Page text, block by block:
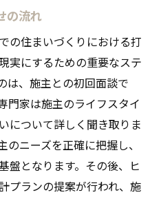
の流れ
の住まいづくりにおける打
実にするための重要なステ
は、施主との初回面談で
門家は施主のライフスタイ
について詳しく聞き取りま
ニーズを正確に把握し、
盤となります。その後、ヒ
プランの提案が行われ、施